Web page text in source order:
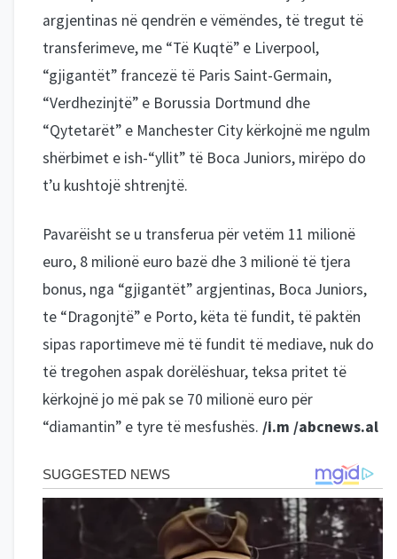
argjentinas në qendrën e vëmëndes, të tregut të
transferimeve, me “Të Kuqtë” e Liverpool,
“gjigantët” francezë të Paris Saint-Germain,
“Verdhezinjtë” e Borussia Dortmund dhe
“Qytetarët” e Manchester City kërkojnë me ngulm
shërbimet e ish-“yllit” të Boca Juniors, mirëpo do
t’u kushtojë shtrenjtë.
Pavarëisht se u transferua për vetëm 11 milionë
euro, 8 milionë euro bazë dhe 3 milionë të tjera
bonus, nga “gjigantët” argjentinas, Boca Juniors,
te “Dragonjtë” e Porto, këta të fundit, të paktën
sipas raportimeve më të fundit të mediave, nuk do
të tregohen aspak dorëlëshuar, teksa pritet të
kërkojnë jo më pak se 70 milionë euro për
“diamantin” e tyre të mesfushës. /i.m /abcnews.al